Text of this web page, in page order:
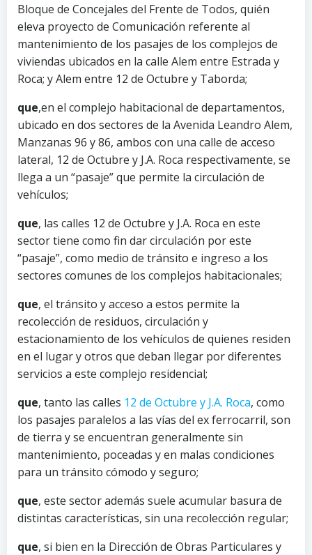
Bloque de Concejales del Frente de Todos, quién
eleva proyecto de Comunicación referente al
mantenimiento de los pasajes de los complejos de
viviendas ubicados en la calle Alem entre Estrada y
Roca; y Alem entre 12 de Octubre y Taborda;
que,en el complejo habitacional de departamentos,
ubicado en dos sectores de la Avenida Leandro Alem,
Manzanas 96 y 86, ambos con una calle de acceso
lateral, 12 de Octubre y J.A. Roca respectivamente, se
llega a un “pasaje” que permite la circulación de
vehículos;
que, las calles 12 de Octubre y J.A. Roca en este
sector tiene como fin dar circulación por este
“pasaje”, como medio de tránsito e ingreso a los
sectores comunes de los complejos habitacionales;
que, el tránsito y acceso a estos permite la
recolección de residuos, circulación y
estacionamiento de los vehículos de quienes residen
en el lugar y otros que deban llegar por diferentes
servicios a este complejo residencial;
que, tanto las calles 12 de Octubre y J.A. Roca, como
los pasajes paralelos a las vías del ex ferrocarril, son
de tierra y se encuentran generalmente sin
mantenimiento, poceadas y en malas condiciones
para un tránsito cómodo y seguro;
que, este sector además suele acumular basura de
distintas características, sin una recolección regular;
que, si bien en la Dirección de Obras Particulares y